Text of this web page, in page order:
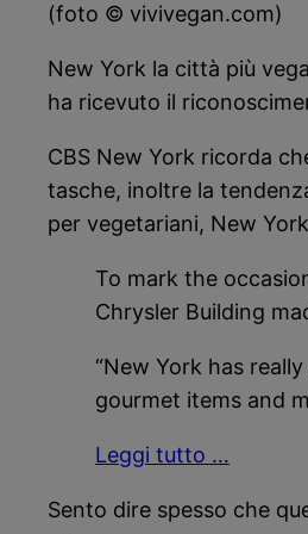
(foto © vivivegan.com)
New York la città più
ha ricevuto il
CBS New York ricorda
tasche, inoltre la
per vegetariani, New
To mark the
Chrysler Building
“New York has
gourmet items and
Leggi tutto …
Sento dire spesso che